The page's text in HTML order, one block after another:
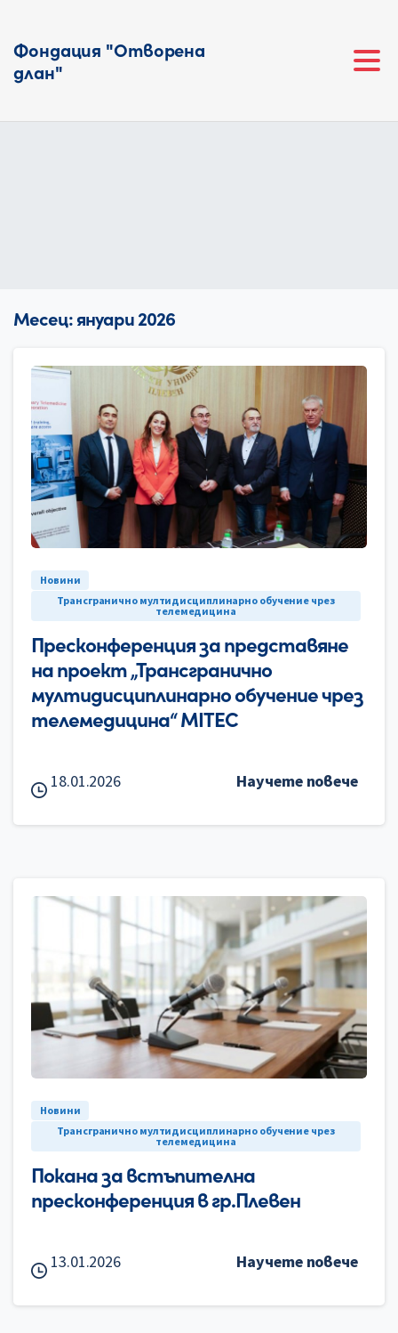
Фондация "Отворена
длан"
Месец:януари 2026
0
Новини
Трансгранично мултидисциплинарно обучение чрез
телемедицина
Пресконференция за представяне
на проект „Трансгранично
мултидисциплинарно обучение чрез
телемедицина“ MITEC
18.01.2026 Научете повече
0
Новини
Трансгранично мултидисциплинарно обучение чрез
телемедицина
Покана за встъпителна
пресконференция в гр.Плевен
13.01.2026 Научете повече